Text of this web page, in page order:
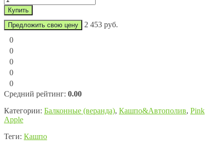
Предложить свою цену
2 453 руб.
0
0
0
0
0
Средний рейтинг: 0.00
Категории: Балконные (веранда), Кашпо&Автополив, Pink
Apple
Теги: Кашпо